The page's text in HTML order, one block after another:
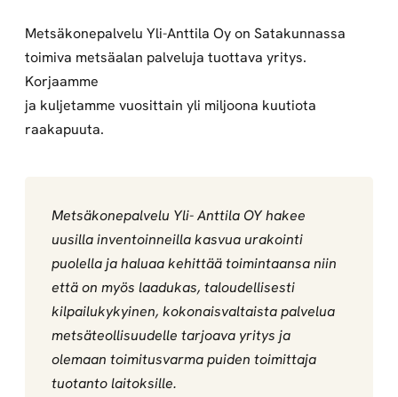
Metsäkonepalvelu Yli-Anttila Oy on Satakunnassa
toimiva metsäalan palveluja tuottava yritys.
Korjaamme
ja kuljetamme vuosittain yli miljoona kuutiota
raakapuuta.
Metsäkonepalvelu Yli- Anttila OY hakee
uusilla inventoinneilla kasvua urakointi
puolella ja haluaa kehittää toimintaansa niin
että on myös laadukas, taloudellisesti
kilpailukykyinen, kokonaisvaltaista palvelua
metsäteollisuudelle tarjoava yritys ja
olemaan toimitusvarma puiden toimittaja
tuotanto laitoksille.